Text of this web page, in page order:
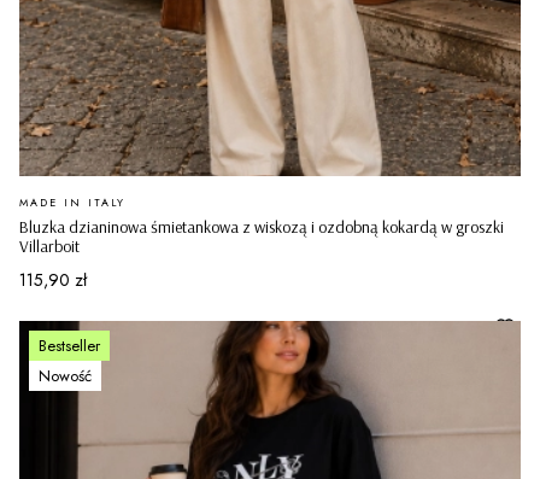
Bluzka dzianinowa śmietankowa z wiskozą i ozdobną kokardą w groszki
Villarboit
PRODUCENT
MADE IN ITALY
Cena
115,90 zł
Bestseller
Nowość